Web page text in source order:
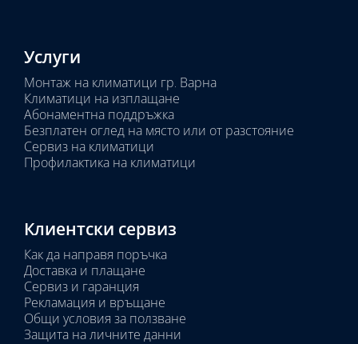
Услуги
Монтаж на климатици гр. Варна
Климатици на изплащане
Абонаментна поддръжка
Безплатен оглед на място или от разстояние
Сервиз на климатици
Профилактика на климатици
Клиентски сервиз
Как да направя поръчка
Доставка и плащане
Сервиз и гаранция
Рекламация и връщане
Общи условия за ползване
Защита на личните данни